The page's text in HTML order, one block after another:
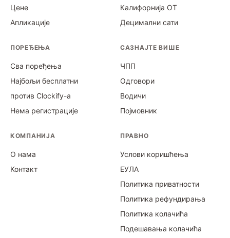
Цене
Апликације
Калифорнија ОТ
Децимални сати
ПОРЕЂЕЊА
Сва поређења
Најбољи бесплатни
против Clockify-а
Нема регистрације
САЗНАЈТЕ ВИШЕ
ЧПП
Одговори
Водичи
Појмовник
КОМПАНИЈА
О нама
Контакт
ПРАВНО
Услови коришћења
ЕУЛА
Политика приватности
Политика рефундирања
Политика колачића
Подешавања колачића